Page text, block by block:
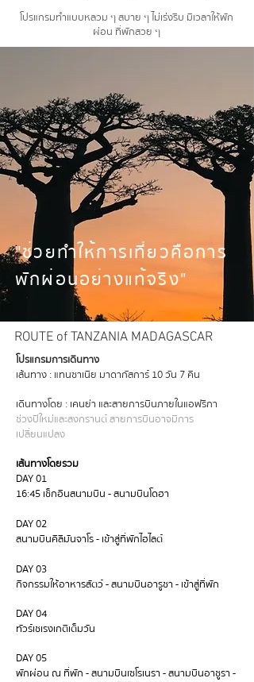
โปรแกรมทำแบบหลวม ๆ สบาย ๆ ไม่เร่งรีบ มีเวลาให้พัก
ผ่อน ที่พักสวย ๆ
"ช่วยทำให้การเที่ยวคือการ
พักผ่อนอย่างแท้จริง"
ROUTE of TANZANIA MADAGASCAR
โปรแกรมการเดินทาง
เส้นทาง : แทนซาเนีย มาดากัสการ์ 10 วัน 7 คืน
เดินทางโดย : เคนย่า และสายการบินภายในแอฟริกา
ช่วงปีใหม่และสงกรานต์ สายการบินอาจมีการ
เปลี่ยนแปลง
เส้นทางโดยรวม
DAY 01
16:45 เช็กอินสนามบิน - สนามบินโดฮา
DAY 02
สนามบินคิลิมันจาโร - เข้าสู่ที่พักไฮไลต์
DAY 03
กิจกรรมให้อาหารสัตว์ - สนามบินอารูชา - เข้าสู่ที่พัก
DAY 04
ทัวร์เชเรงเกติเต็มวัน
DAY 05
พักผ่อน ณ ที่พัก - สนามบินเซโรเนรา - สนามบินอาชูรา -